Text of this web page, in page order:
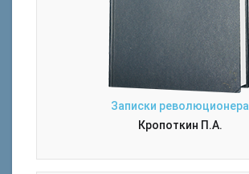
Записки революционера
Кропоткин П.А.